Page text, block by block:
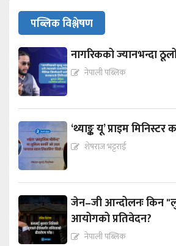
पब्लिक विश्लेषण
नागरिकको ज्यानभन्दा
नेपाली पब्लिक
‘थ्याङ्क यू’ प्राइम मिनिस्टर
शेषराज भट्टराई
जेन–जी आन्दोलनः किन
आयोगको प्रतिवेदन?
नेपाली पब्लिक